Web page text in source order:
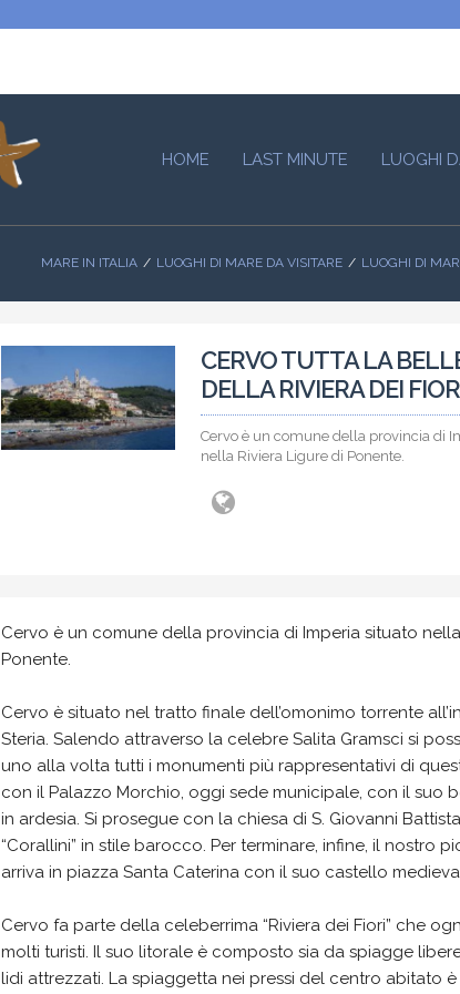
HOME LAST MINUTE LUOGHI
MARE IN ITALIA LUOGHI DI MARE DA VISITARE LUOGHI DI
CERVO TUTTA LA
DELLA RIVIERA DEI
Cervo è un comune della provincia di
nella Riviera Ligure di Ponente.
Cervo è un comune della provincia di Imperia situato
Ponente.
Cervo è situato nel tratto finale dell’omonimo torrente
Steria. Salendo attraverso la celebre Salita Gramsci si
uno alla volta tutti i monumenti più rappresentativi di
con il Palazzo Morchio, oggi sede municipale, con il suo
in ardesia. Si prosegue con la chiesa di S. Giovanni
“Corallini” in stile barocco. Per terminare, infine, il nostro
arriva in piazza Santa Caterina con il suo castello
Cervo fa parte della celeberrima “Riviera dei Fiori” che
molti turisti. Il suo litorale è composto sia da spiagge
lidi attrezzati. La spiaggetta nei pressi del centro abitato